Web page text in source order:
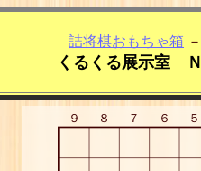
詰将棋おもちゃ箱 －
くるくる展示室
９ ８ ７ ６ ５